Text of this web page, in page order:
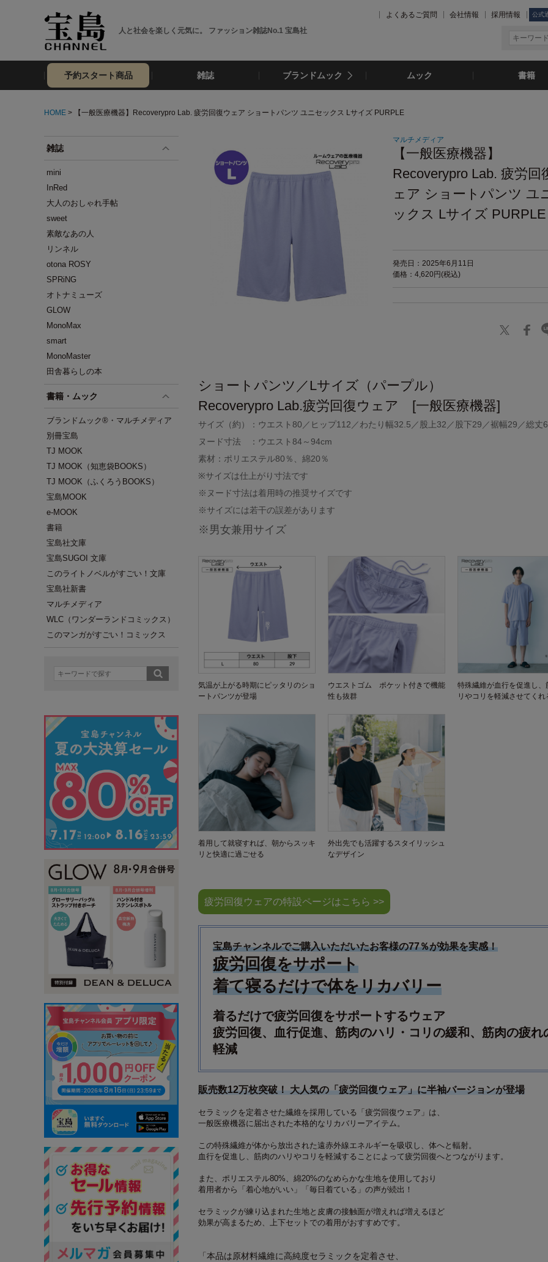
人と社会を楽しく元気に。 ファッション雑誌No.1 宝島社
よくあるご質問 会社情報 採用情報 公式
予約スタート商品 雑誌 ブランドムック ムック 書籍
HOME > 【一般医療機器】Recoverypro Lab. 疲労回復ウェア ショートパンツ ユニセックス Lサイズ PURPLE
雑誌
mini
InRed
大人のおしゃれ手帖
sweet
素敵なあの人
リンネル
otona ROSY
SPRiNG
オトナミューズ
GLOW
MonoMax
smart
MonoMaster
田舎暮らしの本
書籍・ムック
ブランドムック®・マルチメディア
別冊宝島
TJ MOOK
TJ MOOK（知恵袋BOOKS）
TJ MOOK（ふくろうBOOKS）
宝島MOOK
e-MOOK
書籍
宝島社文庫
宝島SUGOI 文庫
このライトノベルがすごい！文庫
宝島社新書
マルチメディア
WLC（ワンダーランドコミックス）
このマンガがすごい！コミックス
マルチメディア
【一般医療機器】
Recoverypro Lab. 疲労回
ェア ショートパンツ ユ
ックス Lサイズ PURPLE
発売日：2025年6月11日
価格：4,620円(税込)
ショートパンツ／Lサイズ（パープル）
Recoverypro Lab.疲労回復ウェア [一般医療機器]
サイズ（約）：ウエスト80／ヒップ112／わたり幅32.5／股上32／股下29／裾幅29／総丈
ヌード寸法 ：ウエスト84～94cm
素材：ポリエステル80％、綿20％
※サイズは仕上がり寸法です
※ヌード寸法は着用時の推奨サイズです
※サイズには若干の誤差があります
※男女兼用サイズ
気温が上がる時期にピッタリのショ
ートパンツが登場
ウエストゴム ポケット付きで機能
性も抜群
特殊繊維が血行を促進し、
リやコリを軽減させてくれ
着用して就寝すれば、朝からスッキ
リと快適に過ごせる
外出先でも活躍するスタイリッシュ
なデザイン
疲労回復ウェアの特設ページはこちら >>
宝島チャンネルでご購入いただいたお客様の77％が効果を実感！
疲労回復をサポート
着て寝るだけで体をリカバリー
着るだけで疲労回復をサポートするウェア
疲労回復、血行促進、筋肉のハリ・コリの緩和、筋肉の疲れ
軽減
販売数12万枚突破！ 大人気の「疲労回復ウェア」に半袖バージョンが登場
セラミックを定着させた繊維を採用している「疲労回復ウェア」は、
一般医療機器に届出された本格的なリカバリーアイテム。
この特殊繊維が体から放出された遠赤外線エネルギーを吸収し、体へと輻射。
血行を促進し、筋肉のハリやコリを軽減することによって疲労回復へとつながります。
また、ポリエステル80%、綿20%のなめらかな生地を使用しており
着用者から「着心地がいい」「毎日着ている」の声が続出！
セラミックが練り込まれた生地と皮膚の接触面が増えれば増えるほど
効果が高まるため、上下セットでの着用がおすすめです。
「本品は原材料繊維に高純度セラミックを定着させ、